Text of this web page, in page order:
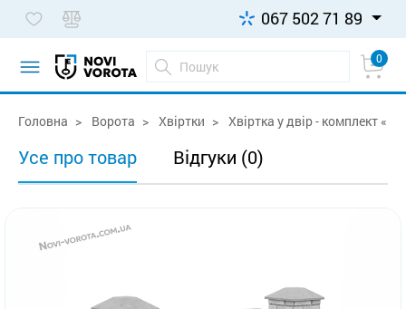
067 502 71 89
0
Головна Ворота Хвіртки Хвіртка у двір - комплект
Усе про товар Відгуки (0)